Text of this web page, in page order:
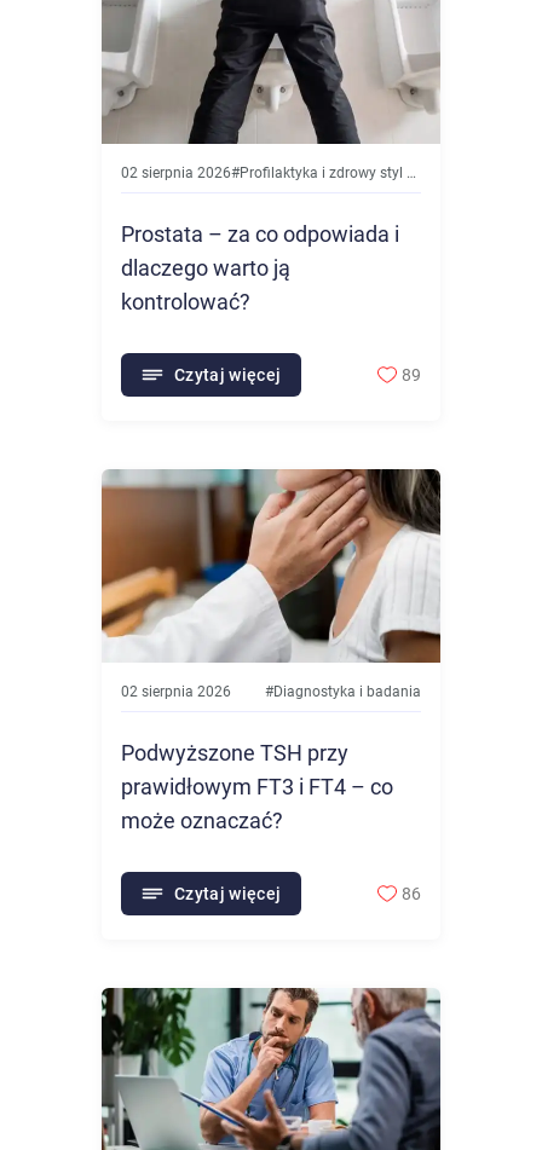
02 sierpnia 2026#Profilaktyka i zdrowy styl życia
Prostata – za co odpowiada i
dlaczego warto ją
kontrolować?
Czytaj więcej 89
02 sierpnia 2026 #Diagnostyka i badania
Podwyższone TSH przy
prawidłowym FT3 i FT4 – co
może oznaczać?
Czytaj więcej 86